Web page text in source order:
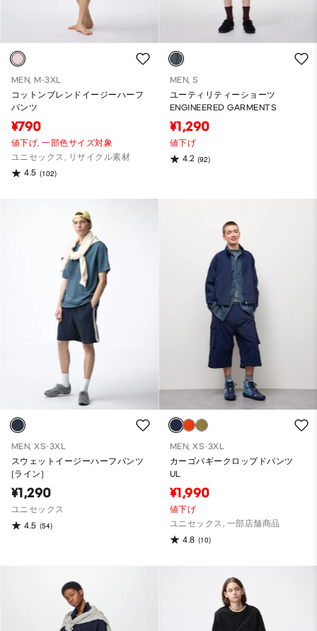
MEN, M-3XL
コットンブレンドイージーハーフ
パンツ
¥790
値下げ,一部色サイズ対象
ユニセックス, リサイクル素材
4.5 (102)
MEN, S
ユーティリティーショーツ
ENGINEERED GARMENTS
¥1,290
値下げ
4.2 (92)
MEN, XS-3XL
スウェットイージーハーフパンツ
(ライン)
¥1,290
ユニセックス
4.5 (54)
MEN, XS-3XL
カーゴバギークロップドパンツ
UL
¥1,990
値下げ
ユニセックス, 一部店舗商品
4.8 (10)